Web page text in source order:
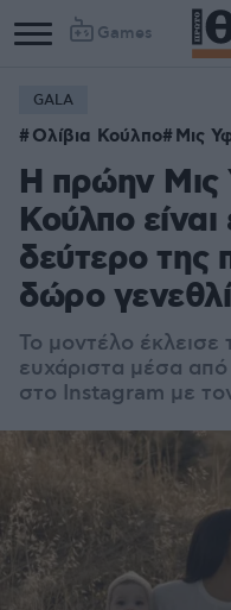
Games
GALA
Ολίβια Κούλπο Μις
Η πρώην Μις
Κούλπo
δεύτερο της
δώρο
Το μοντέλο έκλεισε
ευχάριστα μέσα
στο Instagram με